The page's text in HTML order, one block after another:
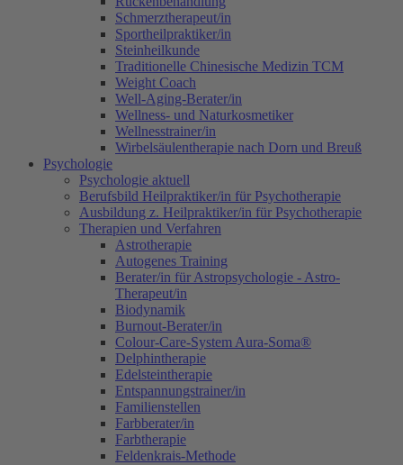
Schmerztherapeut/in
Sportheilpraktiker/in
Steinheilkunde
Traditionelle Chinesische Medizin TCM
Weight Coach
Well-Aging-Berater/in
Wellness- und Naturkosmetiker
Wellnesstrainer/in
Wirbelsäulentherapie nach Dorn und Breuß
Psychologie
Psychologie aktuell
Berufsbild Heilpraktiker/in für Psychotherapie
Ausbildung z. Heilpraktiker/in für Psychotherapie
Therapien und Verfahren
Astrotherapie
Autogenes Training
Berater/in für Astropsychologie - Astro-
Therapeut/in
Biodynamik
Burnout-Berater/in
Colour-Care-System Aura-Soma®
Delphintherapie
Edelsteintherapie
Entspannungstrainer/in
Familienstellen
Farbberater/in
Farbtherapie
Feldenkrais-Methode